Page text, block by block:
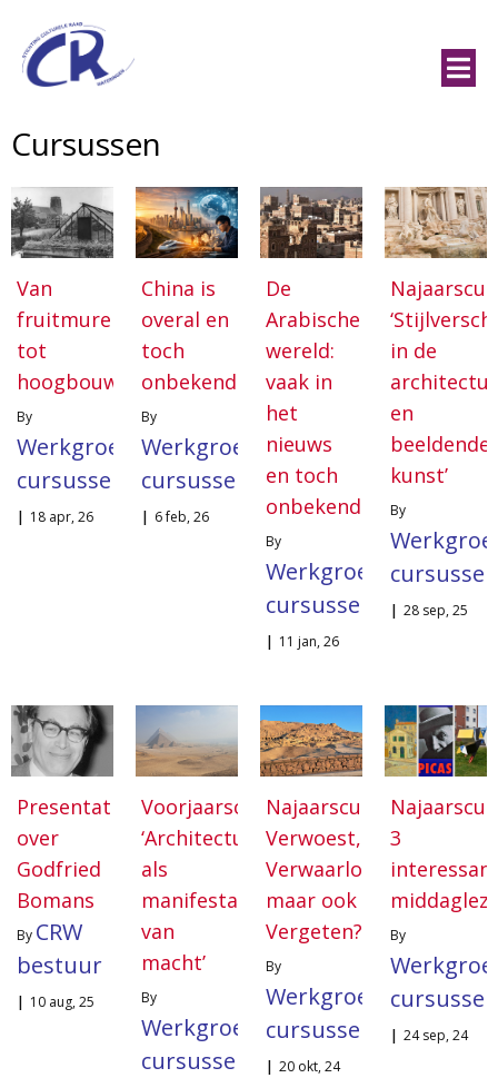
Cursussen
Van
fruitmuren
tot
hoogbouwkassen
By
Werkgroep
cursussen
| 18 apr, 26
China is
overal en
toch
onbekend
By
Werkgroep
cursussen
| 6feb, 26
De
Arabische
wereld:
vaak in
het
nieuws
en toch
onbekend
By
Werkgroep
cursussen
| 11 jan, 26
in de
en
beeldende
kunst’
By
cursussen
| 28 sep, 25
Presentatie
over
Godfried
Bomans
By CRW
bestuur
| 10 aug, 25
Voorjaarscursus:
‘Architectuur
als
manifestatie
van
macht’
By
Werkgroep
cursussen
Najaarscursus:
Verwoest,
Verwaarloosd
maar ook
Vergeten?
By
Werkgroep
cursussen
| 20 okt, 24
3
By
cursussen
| 24 sep, 24